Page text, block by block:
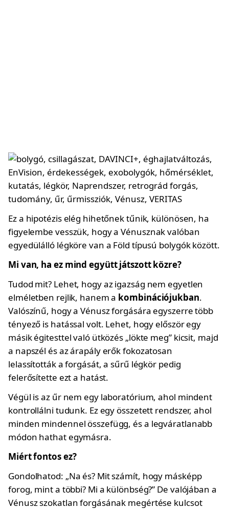
Ez a hipotézis elég hihetőnek tűnik, különösen, ha
figyelembe vesszük, hogy a Vénusznak valóban
egyedülálló légköre van a Föld típusú bolygók között.
Mi van, ha ez mind együtt játszott közre?
Tudod mit? Lehet, hogy az igazság nem egyetlen
elméletben rejlik, hanem a kombinációjukban.
Valószínű, hogy a Vénusz forgására egyszerre több
tényező is hatással volt. Lehet, hogy először egy
másik égitesttel való ütközés „lökte meg” kicsit, majd
a napszél és az árapály erők fokozatosan
lelassították a forgását, a sűrű légkör pedig
felerősítette ezt a hatást.
Végül is az űr nem egy laboratórium, ahol mindent
kontrollálni tudunk. Ez egy összetett rendszer, ahol
minden mindennel összefügg, és a legváratlanabb
módon hathat egymásra.
Miért fontos ez?
Gondolhatod: „Na és? Mit számít, hogy másképp
forog, mint a többi? Mi a különbség?” De valójában a
Vénusz szokatlan forgásának megértése kulcsot